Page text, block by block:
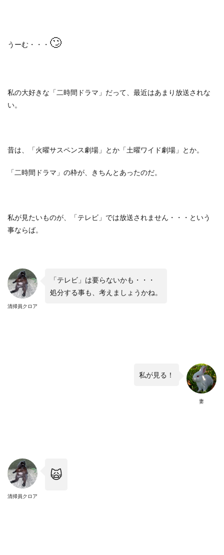
うーむ・・・ 🙄
私の大好きな「二時間ドラマ」だって、最近はあまり放送されな
い。
昔は、「火曜サスペンス劇場」とか「土曜ワイド劇場」とか。
「二時間ドラマ」の枠が、きちんとあったのだ。
私が見たいものが、「テレビ」では放送されません・・・という
事ならば。
清掃員クロア
「テレビ」は要らないかも・・・
処分する事も、考えましょうかね。
妻
私が見る！
清掃員クロア
🙀